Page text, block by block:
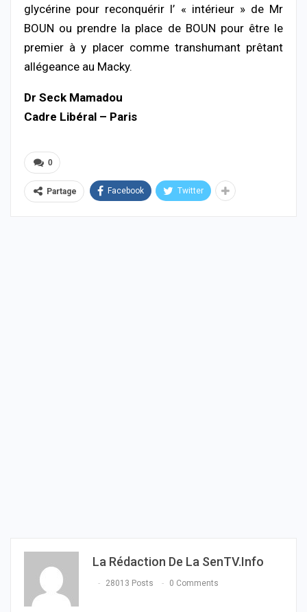
glycérine pour reconquérir l’ « intérieur » de Mr
BOUN ou prendre la place de BOUN pour être le
premier à y placer comme transhumant prêtant
allégeance au Macky.
Dr Seck Mamadou
Cadre Libéral – Paris
0
Partage Facebook Twitter
La Rédaction De La SenTV.info
28013 Posts 0 Comments